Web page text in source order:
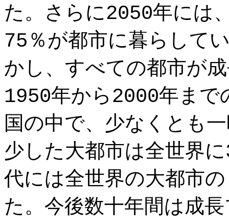
た。さらに2050年には
75％が都市に暮らして
かし、すべての都市が
1950年から2000年まで
国の中で、少なくとも
少した大都市は全世界
代には全世界の大都市
た。今後数十年間は成